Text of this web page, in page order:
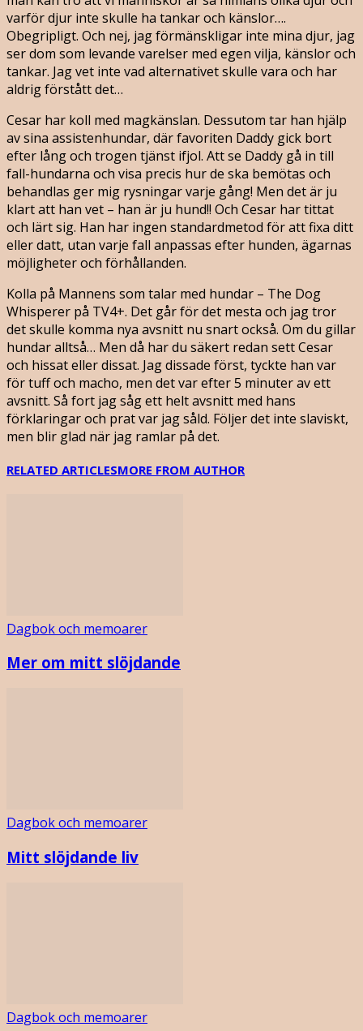
varför djur inte skulle ha tankar och känslor….
Obegripligt. Och nej, jag förmänskligar inte mina djur, jag
ser dom som levande varelser med egen vilja, känslor och
tankar. Jag vet inte vad alternativet skulle vara och har
aldrig förstått det…
Cesar har koll med magkänslan. Dessutom tar han hjälp
av sina assistenhundar, där favoriten Daddy gick bort
efter lång och trogen tjänst ifjol. Att se Daddy gå in till
fall-hundarna och visa precis hur de ska bemötas och
behandlas ger mig rysningar varje gång! Men det är ju
klart att han vet – han är ju hund!! Och Cesar har tittat
och lärt sig. Han har ingen standardmetod för att fixa ditt
eller datt, utan varje fall anpassas efter hunden, ägarnas
möjligheter och förhållanden.
Kolla på Mannens som talar med hundar – The Dog
Whisperer på TV4+. Det går för det mesta och jag tror
det skulle komma nya avsnitt nu snart också. Om du gillar
hundar alltså… Men då har du säkert redan sett Cesar
och hissat eller dissat. Jag dissade först, tyckte han var
för tuff och macho, men det var efter 5 minuter av ett
avsnitt. Så fort jag såg ett helt avsnitt med hans
förklaringar och prat var jag såld. Följer det inte slaviskt,
men blir glad när jag ramlar på det.
RELATED ARTICLESMORE FROM AUTHOR
Dagbok och memoarer
Mer om mitt slöjdande
Dagbok och memoarer
Mitt slöjdande liv
Dagbok och memoarer